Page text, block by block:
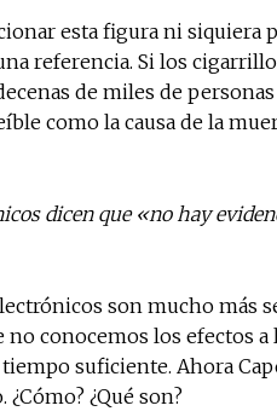
esta figura ni siquiera
referencia. Si los
de miles de personas
como la causa de la
dicen que «no hay
son mucho más
conocemos los efectos
suficiente. Ahora
¿Qué son?